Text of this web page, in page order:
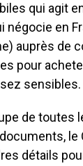
qui agit
en
auprès
pour
sensibles.
de
détails